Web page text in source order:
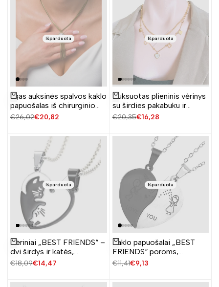
Išparduota
Žiūrėti produktą
Ilgas auksinės spalvos kaklo
papuošalas iš chirurginio
plieno
Įprasta
€26,02Pardavimo
€20,82
Išparduota
Žiūrėti produktą
Auksuotas plieninis vėrinys
su širdies pakabuku ir
cirkoniais
Įprasta
€20,35Pardavimo
€16,28
Išparduota
Žiūrėti produktą
Vėriniai „BEST FRIENDS“ –
dvi širdys ir katės,
chirurginis plienas (2 vnt.)
Įprasta
€18,09Pardavimo
€14,47
Išparduota
Žiūrėti produktą
Kaklo papuošalai „BEST
FRIENDS“ poroms,
chirurginis plienas (2 vnt.)
Įprasta
€11,41Pardavimo
€9,13